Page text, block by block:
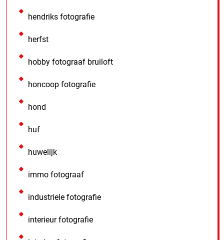
hendriks fotografie
herfst
hobby fotograaf bruiloft
honcoop fotografie
hond
huf
huwelijk
immo fotograaf
industriele fotografie
interieur fotografie